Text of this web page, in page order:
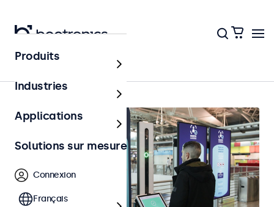
Accueil
Produits
Industries
Applications
Solutions sur mesure
Connexion
Français